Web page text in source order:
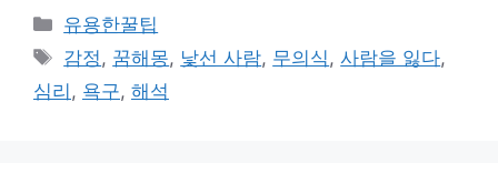
카
테
리
유용한꿀팁
태
그
감정, 꿈해몽, 낯선 사람, 무의식,사람을 잃다,
심리 , 욕구, 해석